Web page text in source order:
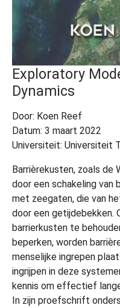
Exploratory
Dynamics
Door: Koen Reef
Datum: 3 maart 2022
Universiteit: Universiteit
Barrièrekusten, zoals de
door een schakeling van
met zeegaten, die van
door een getijdebekken.
barrierkusten te
beperken, worden
menselijke ingrepen
ingrijpen in deze
kennis om effectief
In zijn proefschrift